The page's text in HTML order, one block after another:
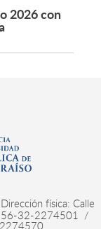
2026 con
física: Calle
32-2274501 /